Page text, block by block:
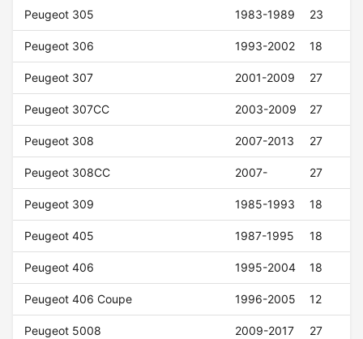
Peugeot 305 1983-1989 23
Peugeot 306 1993-2002 18
Peugeot 307 2001-2009 27
Peugeot 307CC 2003-2009 27
Peugeot 308 2007-2013 27
Peugeot 308CC 2007- 27
Peugeot 309 1985-1993 18
Peugeot 405 1987-1995 18
Peugeot 406 1995-2004 18
Peugeot 406 Coupe 1996-2005 12
Peugeot 5008 2009-2017 27